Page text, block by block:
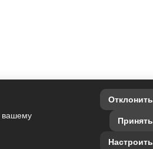
вашему
Отклонить
Принять
Настроить